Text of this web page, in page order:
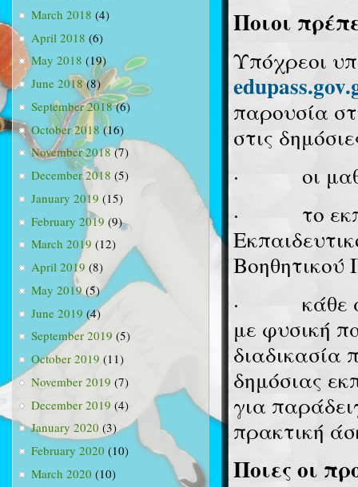
March 2018 (4)
April 2018 (6)
May 2018 (19)
June 2018(8)
September 2018(6)
October 2018(16)
November 2018(7)
December 2018 (5)
January 2019 (15)
February 2019 (9)
March 2019 (12)
April 2019 (8)
May 2019(5)
June 2019 (4)
September 2019 (5)
October 2019 (11)
November 2019 (7)
December 2019 (4)
January 2020 (3)
February 2020 (10)
March 2020 (10)
Ποιοι
Υπόχρεοι
παρουσία
στις
·
οι
·
το
·
κάθε
με φυσική
διαδικασία
δημόσιας
για
πρακτική
Ποιες οι